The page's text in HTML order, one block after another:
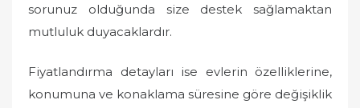
sorunuz olduğunda size destek sağlamaktan
mutluluk duyacaklardır.
Fiyatlandırma detayları ise evlerin özelliklerine,
konumuna ve konaklama süresine göre değişiklik